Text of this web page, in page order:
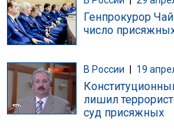
Генпрокурор
число
В России 19
лишил
суд присяжных